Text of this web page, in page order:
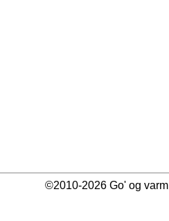
©2010-2026 Go' og varm